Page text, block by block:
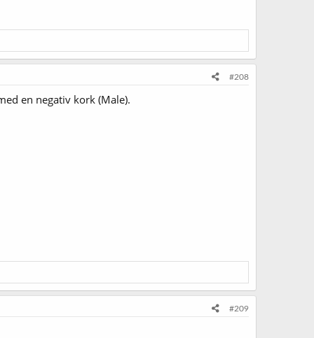
#208
en negativ kork (Male).
#209